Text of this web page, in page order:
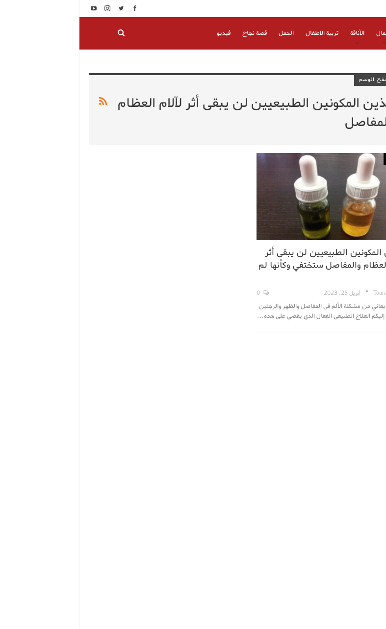
الأناقة تربية الاطفال الحمل قصة نجاح فيديو
الوسم
المكونين الطبيعيين لن يبقى أثر لآلام العظام
المكونين الطبيعيين لن يبقى أثر
والمفاصل ستختفي وكأنها لم
أبريل 25, 2023
من مشكلة الألم في المفاصل والظهر والرجلين
العلاج الطبيعي الفعال الذي يقضي على هذه…